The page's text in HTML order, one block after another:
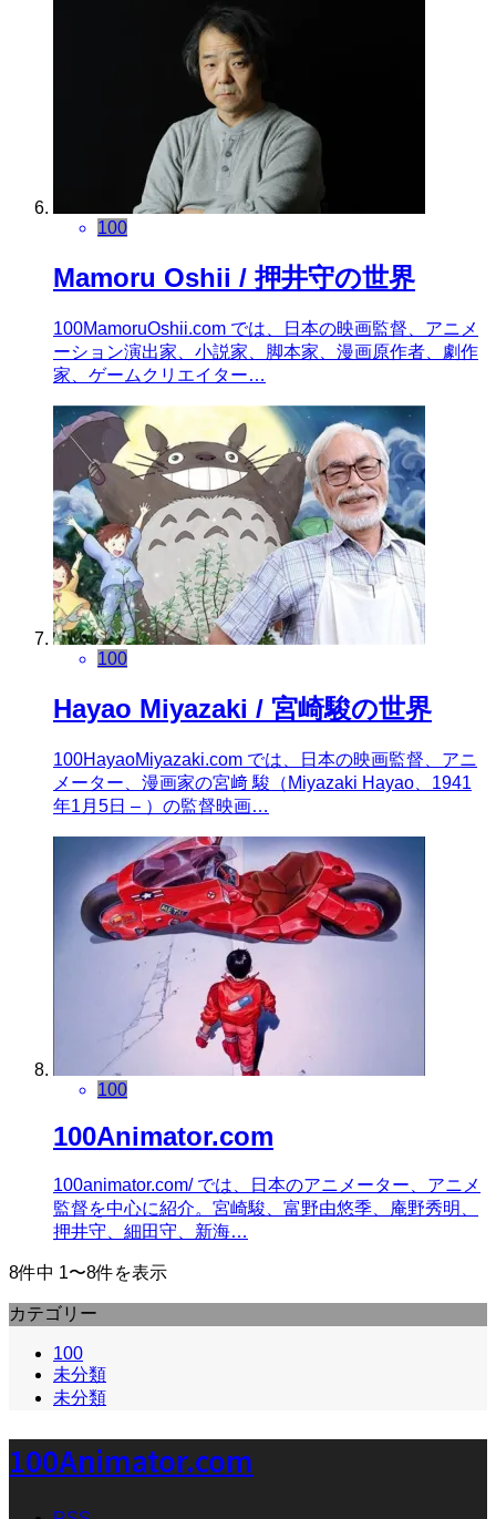
100
Mamoru Oshii / 押井守の世界
100MamoruOshii.com では、日本の映画監督、アニメ
ーション演出家、小説家、脚本家、漫画原作者、劇作
家、ゲームクリエイター…
100
Hayao Miyazaki / 宮崎駿の世界
100HayaoMiyazaki.com では、日本の映画監督、アニ
メーター、漫画家の宮﨑 駿（Miyazaki Hayao、1941
年1月5日 – ）の監督映画…
100
100Animator.com
100animator.com/ では、日本のアニメーター、アニメ
監督を中心に紹介。宮崎駿、富野由悠季、庵野秀明、
押井守、細田守、新海…
8件中 1〜8件を表示
カテゴリー
100
未分類
未分類
100Animator.com